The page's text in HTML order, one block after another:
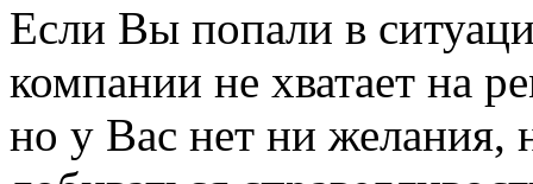
Если Вы попали в
компании не хватает на
но у Вас нет ни желания,